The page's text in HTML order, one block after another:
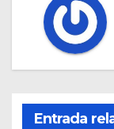
Entrada